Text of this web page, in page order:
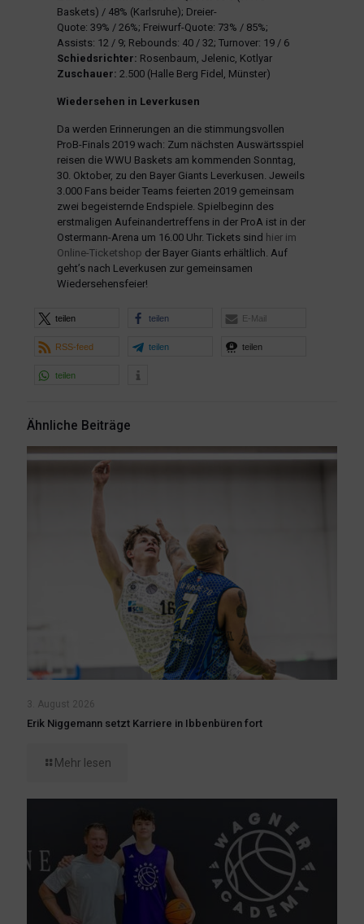
Baskets) / 48% (Karlsruhe); Dreier-
Quote: 39% / 26%; Freiwurf-Quote: 73% / 85%;
Assists: 12 / 9; Rebounds: 40 / 32; Turnover: 19 / 6
Schiedsrichter: Rosenbaum, Jelenic, Kotlyar
Zuschauer: 2.500 (Halle Berg Fidel, Münster)
Wiedersehen in Leverkusen
Da werden Erinnerungen an die stimmungsvollen
ProB-Finals 2019 wach: Zum nächsten Auswärtsspiel
reisen die WWU Baskets am kommenden Sonntag,
30. Oktober, zu den Bayer Giants Leverkusen. Jeweils
3.000 Fans beider Teams feierten 2019 gemeinsam
zwei begeisternde Endspiele. Spielbeginn des
erstmaligen Aufeinandertreffens in der ProA ist in der
Ostermann-Arena um 16.00 Uhr. Tickets sind hier im
Online-Ticketshop der Bayer Giants erhältlich. Auf
geht’s nach Leverkusen zur gemeinsamen
Wiedersehensfeier!
teilen teilen E-Mail
RSS-feed teilen teilen
teilen
Ähnliche Beiträge
3. August 2026
Erik Niggemann setzt Karriere in Ibbenbüren fort
Mehr lesen